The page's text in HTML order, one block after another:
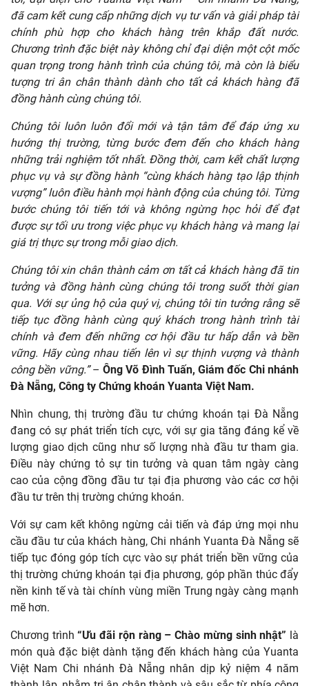
đã cam kết cung cấp những dịch vụ tư vấn và giải pháp tài
chính phù hợp cho khách hàng trên khắp đất nước.
Chương trình đặc biệt này không chỉ đại diện một cột mốc
quan trọng trong hành trình của chúng tôi, mà còn là biểu
tượng tri ân chân thành dành cho tất cả khách hàng đã
đồng hành cùng chúng tôi.
Chúng tôi luôn luôn đổi mới và tận tâm để đáp ứng xu
hướng thị trường, từng bước đem đến cho khách hàng
những trải nghiệm tốt nhất. Đồng thời, cam kết chất lượng
phục vụ và sự đồng hành “cùng khách hàng tạo lập thịnh
vượng” luôn điều hành mọi hành động của chúng tôi. Từng
bước chúng tôi tiến tới và không ngừng học hỏi để đạt
được sự tối ưu trong việc phục vụ khách hàng và mang lại
giá trị thực sự trong mỗi giao dịch.
Chúng tôi xin chân thành cảm ơn tất cả khách hàng đã tin
tưởng và đồng hành cùng chúng tôi trong suốt thời gian
qua. Với sự ủng hộ của quý vị, chúng tôi tin tưởng rằng sẽ
tiếp tục đồng hành cùng quý khách trong hành trình tài
chính và đem đến những cơ hội đầu tư hấp dẫn và bền
vững. Hãy cùng nhau tiến lên vì sự thịnh vượng và thành
công bền vững.”–Ông Võ Đình Tuấn, Giám đốc Chi nhánh
Đà Nẵng, Công ty Chứng khoán Yuanta Việt Nam.
Nhìn chung, thị trường đầu tư chứng khoán tại Đà Nẵng
đang có sự phát triển tích cực, với sự gia tăng đáng kể về
lượng giao dịch cũng như số lượng nhà đầu tư tham gia.
Điều này chứng tỏ sự tin tưởng và quan tâm ngày càng
cao của cộng đồng đầu tư tại địa phương vào các cơ hội
đầu tư trên thị trường chứng khoán.
Với sự cam kết không ngừng cải tiến và đáp ứng mọi nhu
cầu đầu tư của khách hàng, Chi nhánh Yuanta Đà Nẵng sẽ
tiếp tục đóng góp tích cực vào sự phát triển bền vững của
thị trường chứng khoán tại địa phương, góp phần thúc đẩy
nền kinh tế và tài chính vùng miền Trung ngày càng mạnh
mẽ hơn.
Chương trình“Ưu đãi rộn ràng – Chào mừng sinh nhật” là
món quà đặc biệt dành tặng đến khách hàng của Yuanta
Việt Nam Chi nhánh Đà Nẵng nhân dịp kỷ niệm 4 năm